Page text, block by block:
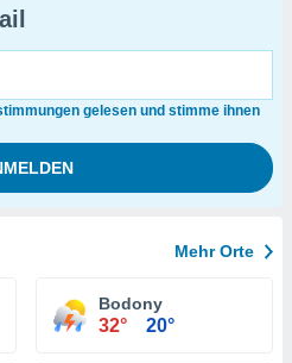
gelesen und stimme ihnen
Mehr Orte
Bodony
32° 20°